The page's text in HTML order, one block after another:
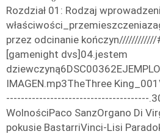
Rozdział 01: Rodzaj
przez odcinanie kończyn////////////
[gamenight dvs]04.jestem
IMAGEN.mp3TheThree
---------------------------------------
WolnościPaco SanzOrgano Di
pokusie BastarriVinci-Lisi